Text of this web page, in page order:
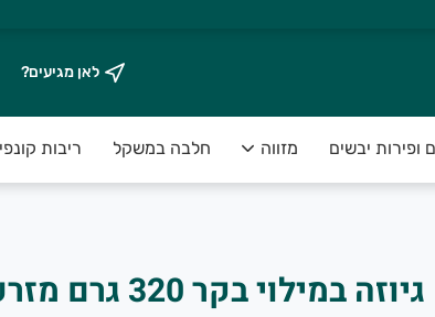
במרכז.
בבחירה קפדנית ובהפצה
לאן מגיעים?
ופירות יבשים מזווה חלבה במשקל ריבות
גיוזה במילוי בקר 320 גרם מזרע